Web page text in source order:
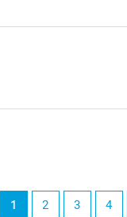
1 2 3 4